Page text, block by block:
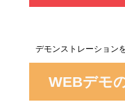
デモンストレーション
WEBデモ